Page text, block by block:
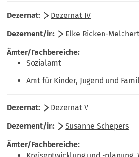
Dezernat IV
Elke Ricken-Melchert
Sozialamt
Amt für Kinder, Jugend und
Dezernat V
Susanne Schepers
Kreisentwicklung und -planung,